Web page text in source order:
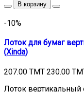
В корзину
-10%
Лоток для бумаг
(Xinda)
207.00 TMT 230.00
Лоток вертикальный